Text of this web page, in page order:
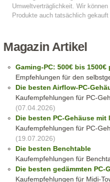
Magazin Artikel
Gaming-PC: 500€ bis 1500€
Empfehlungen für den
Die besten Airflow-PC-
Kaufempfehlungen für PC-
(07.04.2026)
Die besten PC-Gehäuse mit
Kaufempfehlungen für PC-
(19.07.2026)
Die besten Benchtable
Kaufempfehlungen für
Die besten gedämmten PC-
Kaufempfehlungen für Midi-